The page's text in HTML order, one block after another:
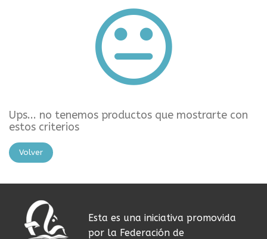
Ups... no tenemos productos que mostrarte con
estos criterios
Volver
Esta es una iniciativa promovida
por la Federación de